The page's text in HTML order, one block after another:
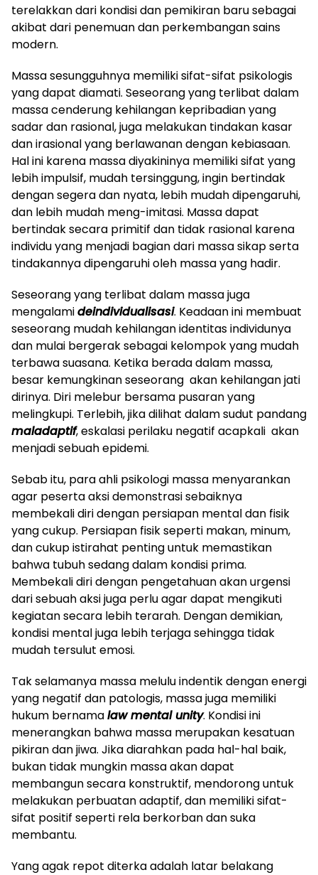
terelakkan dari kondisi dan pemikiran baru sebagai
akibat dari penemuan dan perkembangan sains
modern.
Massa sesungguhnya memiliki sifat-sifat psikologis
yang dapat diamati. Seseorang yang terlibat dalam
massa cenderung kehilangan kepribadian yang
sadar dan rasional, juga melakukan tindakan kasar
dan irasional yang berlawanan dengan kebiasaan.
Hal ini karena massa diyakininya memiliki sifat yang
lebih impulsif, mudah tersinggung, ingin bertindak
dengan segera dan nyata, lebih mudah dipengaruhi,
dan lebih mudah meng-imitasi. Massa dapat
bertindak secara primitif dan tidak rasional karena
individu yang menjadi bagian dari massa sikap serta
tindakannya dipengaruhi oleh massa yang hadir.
Seseorang yang terlibat dalam massa juga
mengalamideindividualisasi. Keadaan ini membuat
seseorang mudah kehilangan identitas individunya
dan mulai bergerak sebagai kelompok yang mudah
terbawa suasana. Ketika berada dalam massa,
besar kemungkinan seseorang akan kehilangan jati
dirinya. Diri melebur bersama pusaran yang
melingkupi. Terlebih, jika dilihat dalam sudut pandang
maladaptif, eskalasi perilaku negatif acapkali akan
menjadi sebuah epidemi.
Sebab itu, para ahli psikologi massa menyarankan
agar peserta aksi demonstrasi sebaiknya
membekali diri dengan persiapan mental dan fisik
yang cukup. Persiapan fisik seperti makan, minum,
dan cukup istirahat penting untuk memastikan
bahwa tubuh sedang dalam kondisi prima.
Membekali diri dengan pengetahuan akan urgensi
dari sebuah aksi juga perlu agar dapat mengikuti
kegiatan secara lebih terarah. Dengan demikian,
kondisi mental juga lebih terjaga sehingga tidak
mudah tersulut emosi.
Tak selamanya massa melulu indentik dengan energi
yang negatif dan patologis, massa juga memiliki
hukum bernamalaw mental unity. Kondisi ini
menerangkan bahwa massa merupakan kesatuan
pikiran dan jiwa. Jika diarahkan pada hal-hal baik,
bukan tidak mungkin massa akan dapat
membangun secara konstruktif, mendorong untuk
melakukan perbuatan adaptif, dan memiliki sifat-
sifat positif seperti rela berkorban dan suka
membantu.
Yang agak repot diterka adalah latar belakang